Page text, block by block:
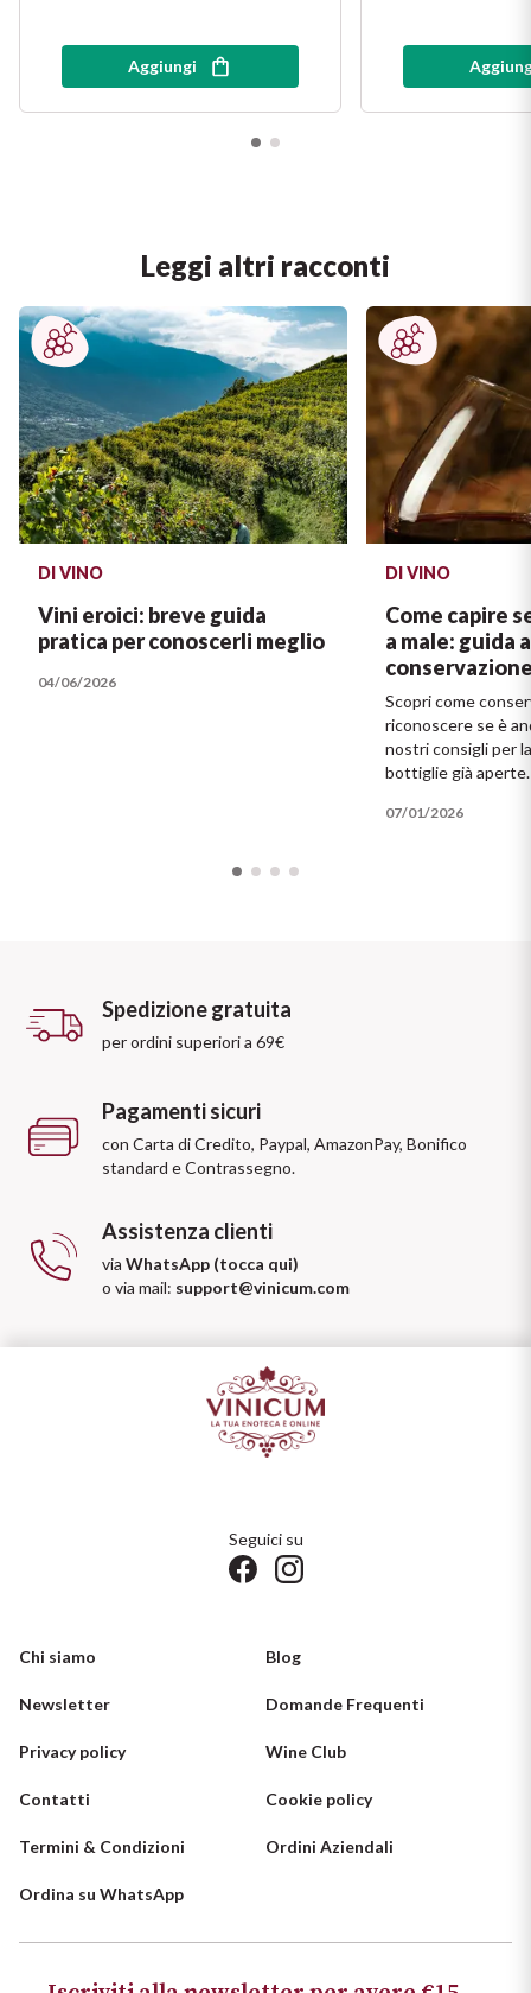
Aggiungi
Leggi altri racconti
DI VINO
Vini eroici: breve guida
pratica per conoscerli meglio
04/06/2026
DI VINO
Come capire
a male: guida
Scopri come
riconoscere se è
nostri consigli per
bottiglie già aperte.
07/01/2026
Spedizione gratuita
per ordini superiori a 69€
Pagamenti sicuri
con Carta di Credito, Paypal, AmazonPay, Bonifico
standard e Contrassegno.
Assistenza clienti
via WhatsApp (tocca qui)
o via mail: support@vinicum.com
Seguici su
Chi siamo Blog
Newsletter Domande Frequenti
Privacy policy Wine Club
Contatti Cookie policy
Termini & Condizioni Ordini Aziendali
Ordina su WhatsApp